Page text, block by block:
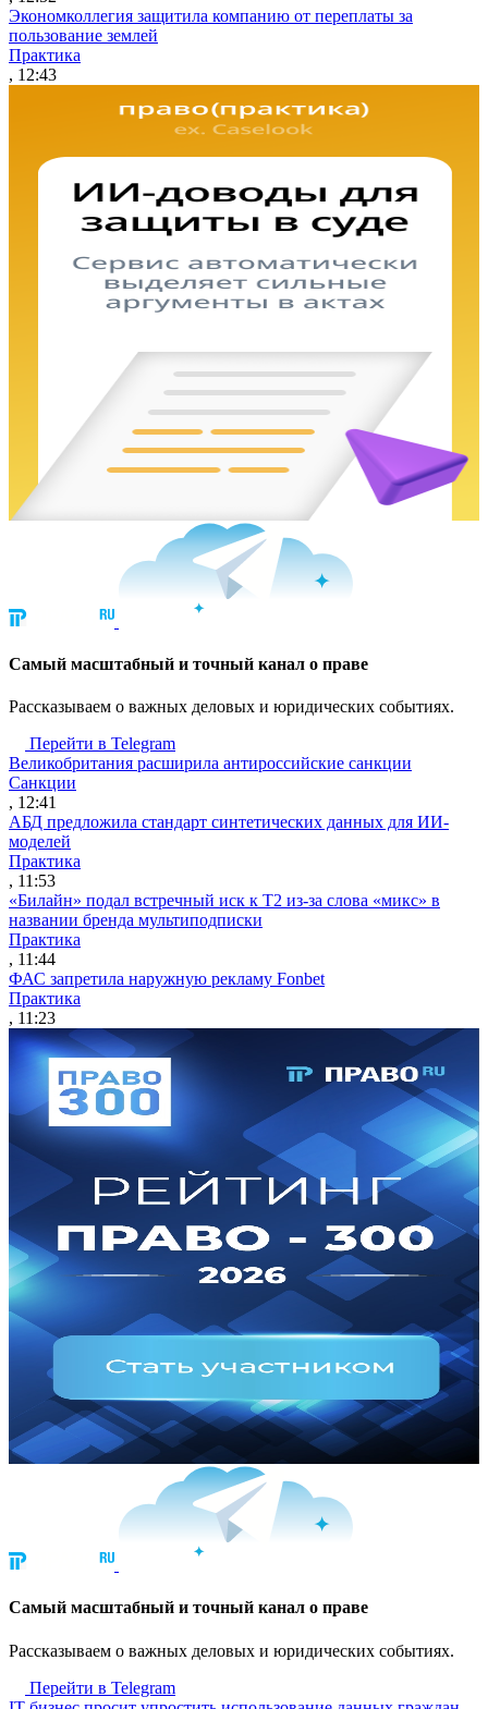
Экономколлегия защитила компанию от переплаты за
пользование землей
Практика
, 12:43
Cамый масштабный и точный канал о праве
Рассказываем о важных деловых и юридических событиях.
Перейти в Telegram
Великобритания расширила антироссийские санкции
Санкции
, 12:41
АБД предложила стандарт синтетических данных для ИИ-
моделей
Практика
, 11:53
«Билайн» подал встречный иск к Т2 из-за слова «микс» в
названии бренда мультиподписки
Практика
, 11:44
ФАС запретила наружную рекламу Fonbet
Практика
, 11:23
Cамый масштабный и точный канал о праве
Рассказываем о важных деловых и юридических событиях.
Перейти в Telegram